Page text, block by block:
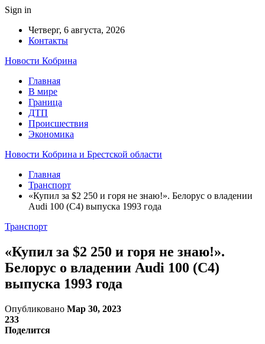
Sign in
Четверг, 6 августа, 2026
Контакты
Новости Кобрина
Главная
В мире
Граница
ДТП
Происшествия
Экономика
Новости Кобрина и Брестской области
Главная
Транспорт
«Купил за $2 250 и горя не знаю!». Белорус о владении
Audi 100 (C4) выпуска 1993 года
Транспорт
«Купил за $2 250 и горя не знаю!».
Белорус о владении Audi 100 (C4)
выпуска 1993 года
Опубликовано Мар 30, 2023
233
Поделится